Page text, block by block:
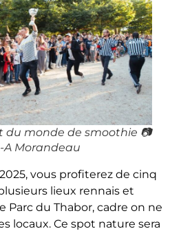
du monde de smoothie 📷
A Morandeau
vous profiterez de cinq
lieux rennais et
Parc du Thabor, cadre on ne
locaux. Ce spot nature sera